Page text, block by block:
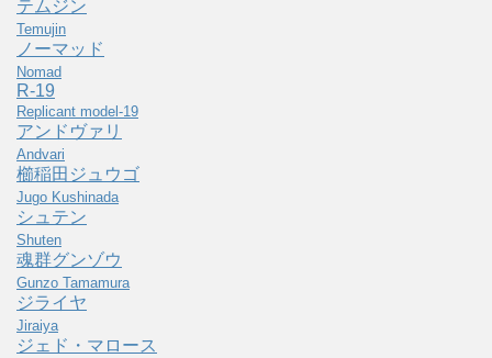
テムジン
Temujin
ノーマッド
Nomad
R-19
Replicant model-19
アンドヴァリ
Andvari
櫛稲田ジュウゴ
Jugo Kushinada
シュテン
Shuten
魂群グンゾウ
Gunzo Tamamura
ジライヤ
Jiraiya
ジェド・マロース